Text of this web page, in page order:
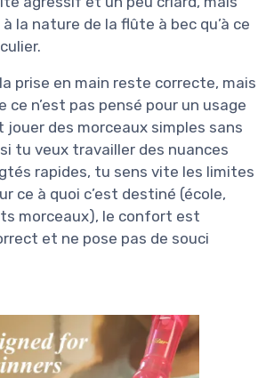
à la nature de la flûte à bec qu’à ce
prise en main reste correcte, mais
ce n’est pas pensé pour un usage
jouer des morceaux simples sans
tu veux travailler des nuances
rapides, tu sens vite les limites
ce à quoi c’est destiné (école,
morceaux), le confort est
et ne pose pas de souci